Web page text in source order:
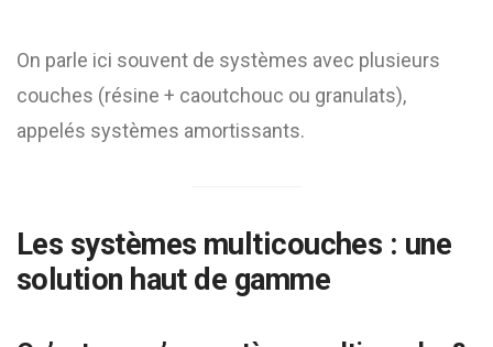
On parle ici souvent de systèmes avec plusieurs
couches (résine + caoutchouc ou granulats),
appelés systèmes amortissants.
Les systèmes multicouches : une
solution haut de gamme